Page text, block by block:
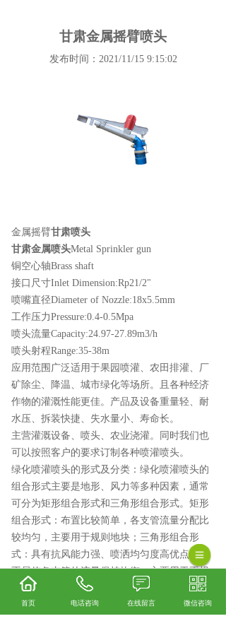
甘肃金属摇臂喷头
发布时间：2021/11/15 9:15:02
金属摇臂甘肃喷头
甘肃金属喷头Metal Sprinkler gun
铜空心轴Brass shaft
接口尺寸Inlet Dimension:Rp21/2"
喷嘴直径Diameter of Nozzle:18x5.5mm
工作压力Pressure:0.4-0.5Mpa
喷头流量Capacity:24.97-27.89m3/h
喷头射程Range:35-38m
应用范围广泛适用于果园喷灌、农田排灌、厂
矿除尘、降温、城市绿化等场所。且各种经济
作物的灌溉性能更佳。产品及设备重量轻、耐
水压、拆装快捷、失水量小、寿命长。
主营灌溉设备、喷头、农业浇灌。同时我们也
可以按照客户的要求订制各种喷灌喷头。
绿化喷灌喷头的形式及分类：绿化喷灌喷头的
组合形式主要是地形、风力等多种因素，通常
可分为矩形组合形式和三角形组合形式。矩形
组合形式：布置比较简单，各支管流量分配比
较均匀，主要用于规则地块；三角形组合形
式：具有抗风能力强、喷洒均匀度高优点，但
不易使各支管的流量保持均衡，主要用于不规
则地块。
绿化喷灌喷头是通过在压力作用下把水破碎成
首页 电话咨询 在线留言 微信咨询